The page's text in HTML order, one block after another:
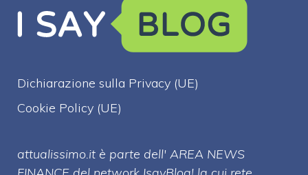
Dichiarazione sulla Privacy (UE)
Cookie Policy (UE)
attualissimo.it è parte dell' AREA NEWS